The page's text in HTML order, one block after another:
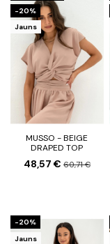
-20%
Jauns
MUSSO - BEIGE
DRAPED TOP
48,57 € 60,71 €
-20%
Jauns